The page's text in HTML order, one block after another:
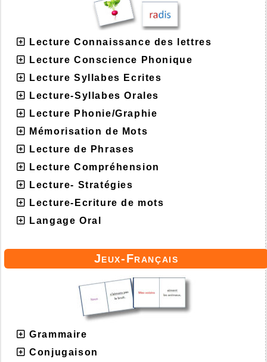
Lecture Connaissance des lettres
Lecture Conscience Phonique
Lecture Syllabes Ecrites
Lecture-Syllabes Orales
Lecture Phonie/Graphie
Mémorisation de Mots
Lecture de Phrases
Lecture Compréhension
Lecture- Stratégies
Lecture-Ecriture de mots
Langage Oral
Jeux-Français
Grammaire
Conjugaison